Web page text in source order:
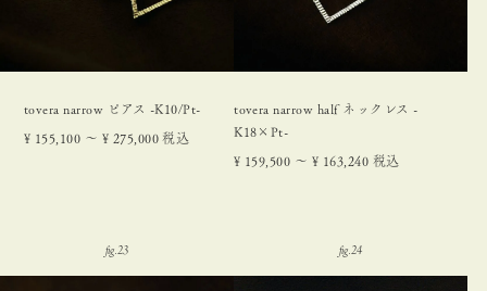
tovera narrow ピアス -K10/Pt-
¥ 155,100 〜 ¥ 275,000 税込
tovera narrow half ネックレス -
K18×Pt-
¥ 159,500 〜 ¥ 163,240 税込